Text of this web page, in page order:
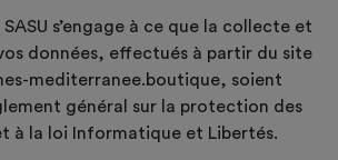
SASU s’engage à ce que la collecte et
données, effectués à partir du site
mediterranee.boutique, soient
général sur la protection des
à la loi Informatique et Libertés.